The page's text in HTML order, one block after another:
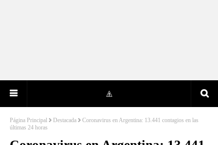
Página Principal Destacada
Coronavirus en Argentina: 13.441 contagios en las
últimas 24 horas